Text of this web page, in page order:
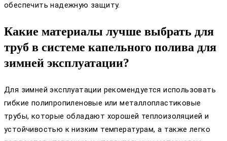
обеспечить надежную защиту.
Какие материалы лучше выбрать для
труб в системе капельного полива для
зимней эксплуатации?
Для зимней эксплуатации рекомендуется использовать
гибкие полипропиленовые или металлопластиковые
трубы, которые обладают хорошей теплоизоляцией и
устойчивостью к низким температурам, а также легко